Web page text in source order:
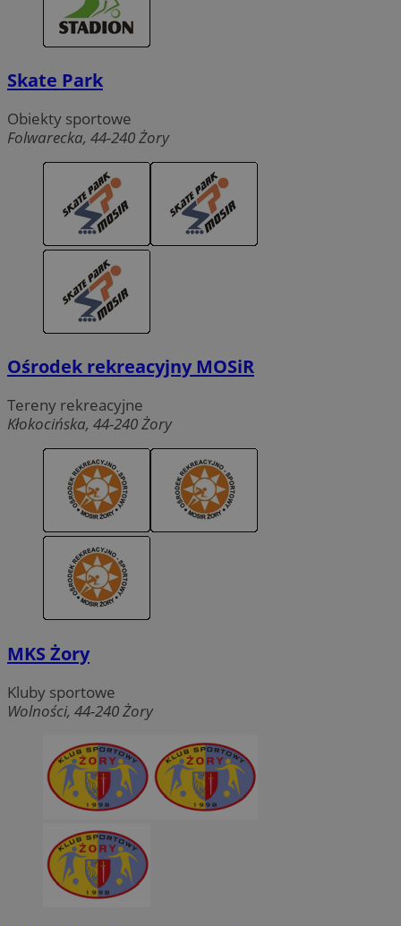
Skate Park
Obiekty sportowe
Folwarecka, 44-240 Żory
Ośrodek rekreacyjny MOSiR
Tereny rekreacyjne
Kłokocińska, 44-240 Żory
MKS Żory
Kluby sportowe
Wolności, 44-240 Żory